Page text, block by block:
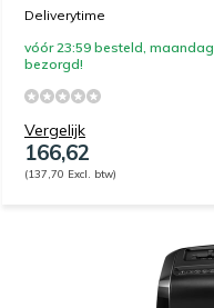
Deliverytime
vóór 23:59 besteld, maandag
bezorgd!
Vergelijk
166,62
(137,70 Excl. btw)